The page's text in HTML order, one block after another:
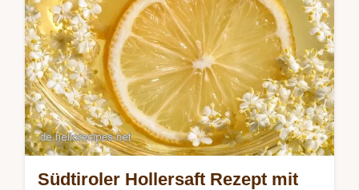
Südtiroler Hollersaft Rezept mit